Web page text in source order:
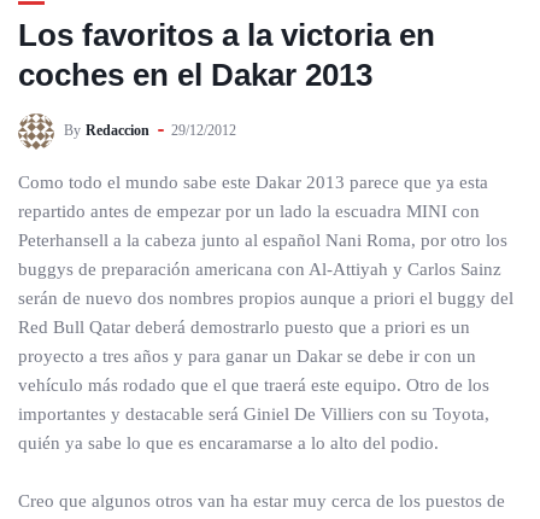
Los favoritos a la victoria en
coches en el Dakar 2013
By Redaccion 29/12/2012
Como todo el mundo sabe este Dakar 2013 parece que ya esta
repartido antes de empezar por un lado la escuadra MINI con
Peterhansell a la cabeza junto al español Nani Roma, por otro los
buggys de preparación americana con Al-Attiyah y Carlos Sainz
serán de nuevo dos nombres propios aunque a priori el buggy del
Red Bull Qatar deberá demostrarlo puesto que a priori es un
proyecto a tres años y para ganar un Dakar se debe ir con un
vehículo más rodado que el que traerá este equipo. Otro de los
importantes y destacable será Giniel De Villiers con su Toyota,
quién ya sabe lo que es encaramarse a lo alto del podio.
Creo que algunos otros van ha estar muy cerca de los puestos de